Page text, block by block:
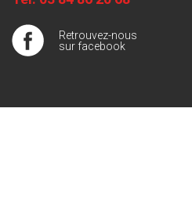
Retrouvez-nous
sur facebook